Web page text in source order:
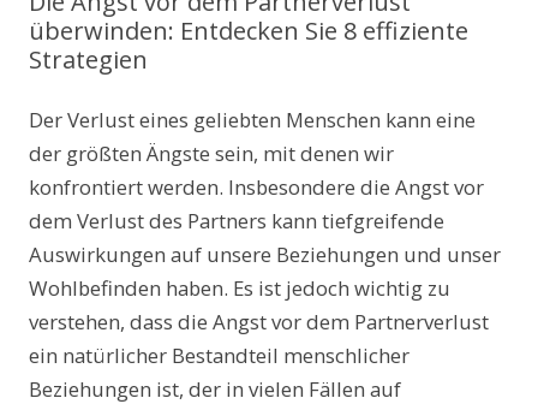
überwinden: Entdecken Sie 8 effiziente
Strategien
Der Verlust eines geliebten Menschen kann eine
der größten Ängste sein, mit denen wir
konfrontiert werden. Insbesondere die Angst vor
dem Verlust des Partners kann tiefgreifende
Auswirkungen auf unsere Beziehungen und unser
Wohlbefinden haben. Es ist jedoch wichtig zu
verstehen, dass die Angst vor dem Partnerverlust
ein natürlicher Bestandteil menschlicher
Beziehungen ist, der in vielen Fällen auf